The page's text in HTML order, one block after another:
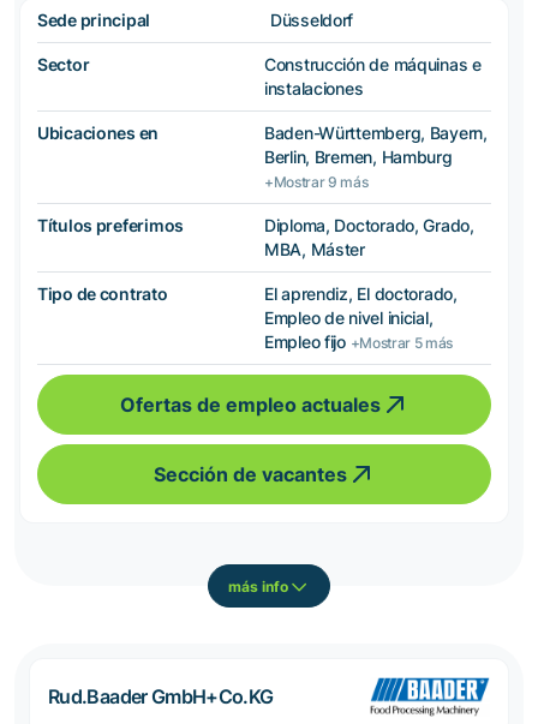
Sede principal Düsseldorf
Sector
Construcción de máquinas e
instalaciones
Ubicaciones en
Baden-Württemberg, Bayern,
Berlin, Bremen, Hamburg
+Mostrar 9 más
Títulos preferimos
Diploma, Doctorado, Grado,
MBA, Máster
Tipo de contrato
El aprendiz, El doctorado,
Empleo de nivel inicial,
Empleo fijo +Mostrar 5 más
Ofertas de empleo actuales
Sección de vacantes
más info
Rud.Baader GmbH+Co.KG